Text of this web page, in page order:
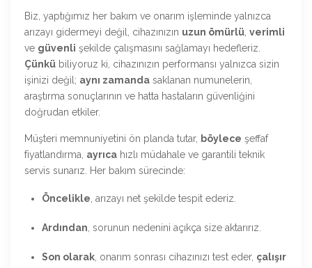
Biz, yaptığımız her bakım ve onarım işleminde yalnızca
arızayı gidermeyi değil, cihazınızın uzun ömürlü verimli
ve güvenli şekilde çalışmasını sağlamayı hedefleriz.
Çünkü biliyoruz ki, cihazınızın performansı yalnızca sizin
işinizi değil; aynı zamanda saklanan numunelerin,
araştırma sonuçlarının ve hatta hastaların güvenliğini
doğrudan etkiler.
Müşteri memnuniyetini ön planda tutar, böylece şeffaf
fiyatlandırma, ayrıca hızlı müdahale ve garantili teknik
servis sunarız. Her bakım sürecinde:
Öncelikle , arızayı net şekilde tespit ederiz.
Ardından , sorunun nedenini açıkça size aktarırız.
Son olarak , onarım sonrası cihazınızı test eder, çalışır